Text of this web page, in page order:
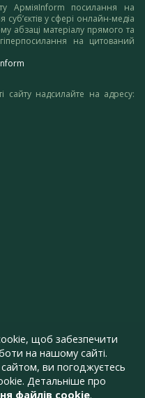
АрміяInform посилання на
суб’єктів у сфері онлайн-медіа
абзаці матеріалу прямого та
на цитований
сайту надсилайте на адресу:
щоб забезпечити
на нашому сайті.
ви погоджуєтесь
Детальніше про
файлів cookie.